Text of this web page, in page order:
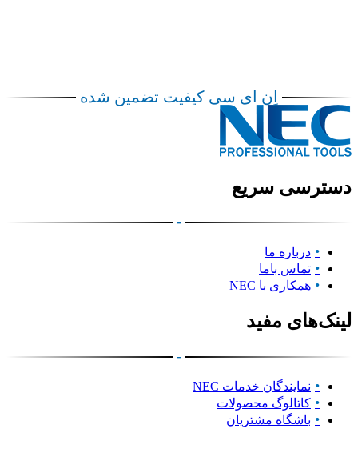
اِن ای سی کیفیت تضمین شده
دسترسی سریع
-
درباره ما
تماس باما
همکاری با NEC
لینک‌های مفید
-
نمایندگان خدمات NEC
کاتالوگ محصولات
باشگاه مشتریان